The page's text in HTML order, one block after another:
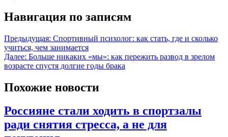
Навигация по записям
Предыдущая: Спортивный психолог: как стать, где и сколько
учиться, чем занимается
Далее: Больше никаких «мы»: как пережить развод в зрелом
возрасте спустя долгие годы брака
Похожие новости
Россияне стали ходить в спортзалы
ради снятия стресса, а не для